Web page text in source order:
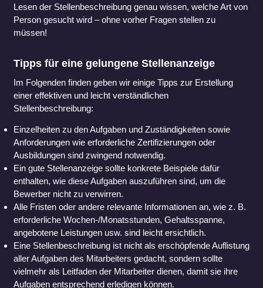
Lesen der Stellenbeschreibung genau wissen, welche Art von
Person gesucht wird – ohne vorher Fragen stellen zu
müssen!
Tipps für eine gelungene Stellenanzeige
Im Folgenden finden geben wir einige Tipps zur Erstellung
einer effektiven und leicht verständlichen
Stellenbeschreibung:
Einzelheiten zu den Aufgaben und Zuständigkeiten sowie
Anforderungen wie erforderliche Zertifizierungen oder
Ausbildungen sind zwingend notwendig.
Ein gute Stellenanzeige sollte konkrete Beispiele dafür
enthalten, wie diese Aufgaben auszuführen sind, um die
Bewerber nicht zu verwirren.
Alle Fristen oder andere relevante Informationen an, wie z. B.
erforderliche Wochen-/Monatsstunden, Gehaltsspanne,
angebotene Leistungen usw. sind leicht ersichtlich.
Eine Stellenbeschreibung ist nicht als erschöpfende Auflistung
aller Aufgaben des Mitarbeiters gedacht, sondern sollte
vielmehr als Leitfaden der Mitarbeiter dienen, damit sie ihre
Aufgaben entsprechend erledigen können.